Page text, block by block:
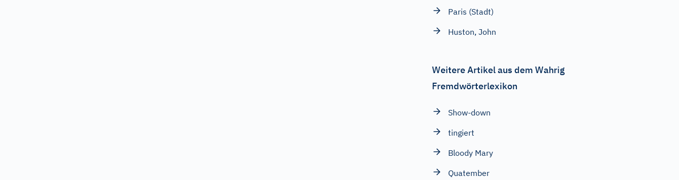
Paris (Stadt)
Huston, John
Weitere Artikel aus dem Wahrig
Fremdwörterlexikon
Show-down
tingiert
Bloody Mary
Quatember